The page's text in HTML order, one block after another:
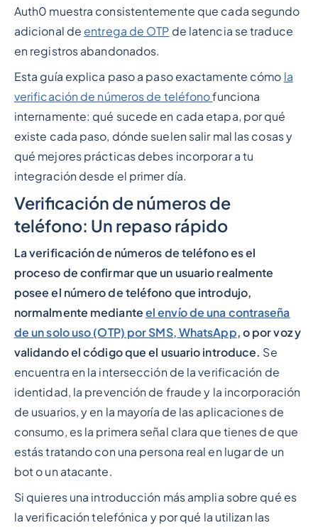
Auth0 muestra consistentemente que cada segundo
adicional de entrega de OTP de latencia se traduce
en registros abandonados.
Esta guía explica paso a paso exactamente cómo la
verificación de números de teléfonofunciona
internamente: qué sucede en cada etapa, por qué
existe cada paso, dónde suelen salir mal las cosas y
qué mejores prácticas debes incorporar a tu
integración desde el primer día.
Verificación de números de
teléfono: Un repaso rápido
La verificación de números de teléfono es el
proceso de confirmar que un usuario realmente
posee el número de teléfono que introdujo,
normalmente mediante el envío de una contraseña
de un solo uso (OTP) por SMS, WhatsApp, o por voz y
validando el código que el usuario introduce. Se
encuentra en la intersección de la verificación de
identidad, la prevención de fraude y la incorporación
de usuarios, y en la mayoría de las aplicaciones de
consumo, es la primera señal clara que tienes de que
estás tratando con una persona real en lugar de un
bot o un atacante.
Si quieres una introducción más amplia sobre qué es
la verificación telefónica y por qué la utilizan las